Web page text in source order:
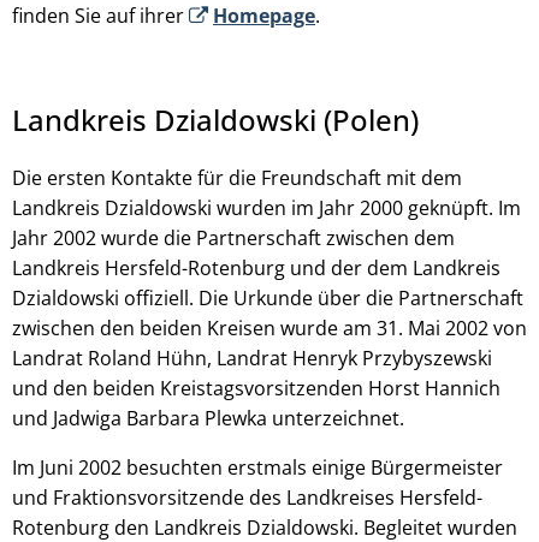
finden Sie auf ihrer
Homepage.
Landkreis Dzialdowski (Polen)
Die ersten Kontakte für die Freundschaft mit dem
Landkreis Dzialdowski wurden im Jahr 2000 geknüpft. Im
Jahr 2002 wurde die Partnerschaft zwischen dem
Landkreis Hersfeld-Rotenburg und der dem Landkreis
Dzialdowski offiziell. Die Urkunde über die Partnerschaft
zwischen den beiden Kreisen wurde am 31. Mai 2002 von
Landrat Roland Hühn, Landrat Henryk Przybyszewski
und den beiden Kreistagsvorsitzenden Horst Hannich
und Jadwiga Barbara Plewka unterzeichnet.
Im Juni 2002 besuchten erstmals einige Bürgermeister
und Fraktionsvorsitzende des Landkreises Hersfeld-
Rotenburg den Landkreis Dzialdowski. Begleitet wurden